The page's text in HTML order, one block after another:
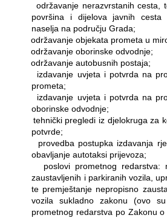
održavanje nerazvrstanih cesta,
površina i dijelova javnih cesta
naselja na području Grada;
održavanje objekata prometa u
održavanje oborinske odvodnje;
održavanje autobusnih postaja;
izdavanje uvjeta i potvrda na
prometa;
izdavanje uvjeta i potvrda na
oborinske odvodnje;
tehnički pregledi iz djelokruga za
potvrde;
provedba postupka izdavanja
obavljanje autotaksi prijevoza;
poslovi prometnog redarstva:
zaustavljenih i parkiranih vozila,
te premještanje nepropisno
vozila sukladno zakonu (ovo
prometnog redarstva po Zakonu